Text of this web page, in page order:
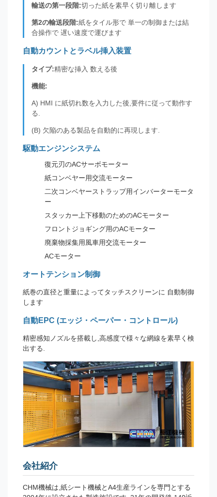
輸送の第一段階:切った紙を素早く切り離します
第2の輸送段階:紙をタイル形で 単一の制御または結
合操作で 遅い速度で運びます
自動カウントとラベル挿入装置
タイプ:精密な挿入 数える後
機能:
A) HMI に紙切れ数を入力した後,要件に従って動作す
る.
(B) 欠陥のある製品を自動的に再現します.
駆動エンジンシステム
復元刃のACサーボモーター
紙コンベヤー用交流モーター
二次コンベヤーストラップ用インバーターモータ
ー
スタッカー上下移動のためのACモーター
フロントジョギング用のACモーター
廃棄物採集用風車用交流モーター
ACモーター
オートテンション制御
紙巻の直径と重量によってタッチスクリーンに 自動制御
します
自動EPC (エッジ・ペーパー・コントロール)
精密感知ノズルを搭載し,高感度で様々な網線を素早く検
出する.
会社紹介
CHM機械は,紙シート機械とA4生産ラインを専門とする